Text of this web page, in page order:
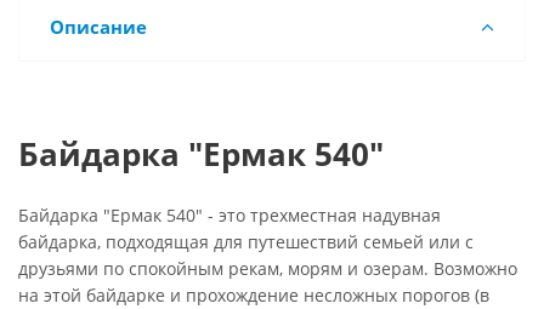
Описание
Байдарка "Ермак 540"
Байдарка "Ермак 540" - это трехместная надувная
байдарка, подходящая для путешествий семьей или с
друзьями по спокойным рекам, морям и озерам. Возможно
на этой байдарке и прохождение несложных порогов (в